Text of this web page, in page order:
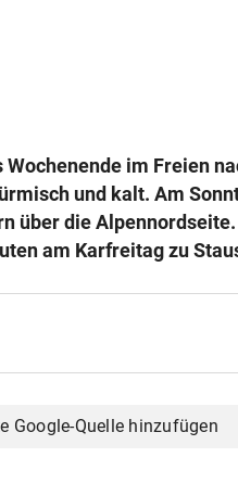
im Freien
und kalt. Am
über die
am Karfreitag zu
Google-Quelle hinzufügen